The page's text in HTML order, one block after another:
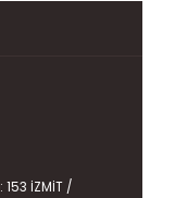
İZMİT /